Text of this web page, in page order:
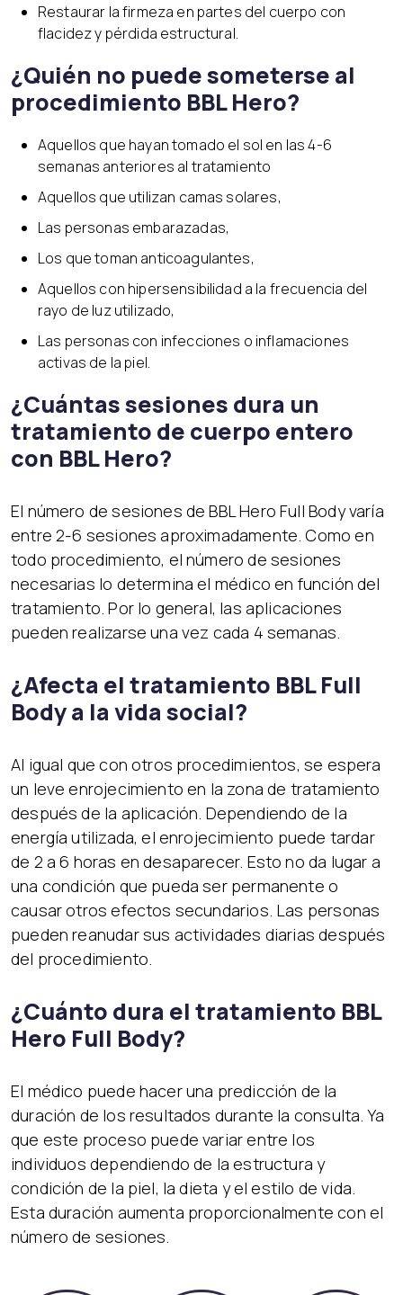
Restaurar la firmeza en partes del cuerpo con
flacidez y pérdida estructural.
¿Quién no puede someterse al
procedimiento BBL Hero?
Aquellos que hayan tomado el sol en las 4-6
semanas anteriores al tratamiento
Aquellos que utilizan camas solares,
Las personas embarazadas,
Los que toman anticoagulantes,
Aquellos con hipersensibilidad a la frecuencia del
rayo de luz utilizado,
Las personas con infecciones o inflamaciones
activas de la piel.
¿Cuántas sesiones dura un
tratamiento de cuerpo entero
con BBL Hero?
El número de sesiones de BBL Hero Full Body varía
entre 2-6 sesiones aproximadamente. Como en
todo procedimiento, el número de sesiones
necesarias lo determina el médico en función del
tratamiento. Por lo general, las aplicaciones
pueden realizarse una vez cada 4 semanas.
¿Afecta el tratamiento BBL Full
Body a la vida social?
Al igual que con otros procedimientos, se espera
un leve enrojecimiento en la zona de tratamiento
después de la aplicación. Dependiendo de la
energía utilizada, el enrojecimiento puede tardar
de 2 a 6 horas en desaparecer. Esto no da lugar a
una condición que pueda ser permanente o
causar otros efectos secundarios. Las personas
pueden reanudar sus actividades diarias después
del procedimiento.
¿Cuánto dura el tratamiento BBL
Hero Full Body?
El médico puede hacer una predicción de la
duración de los resultados durante la consulta. Ya
que este proceso puede variar entre los
individuos dependiendo de la estructura y
condición de la piel, la dieta y el estilo de vida.
Esta duración aumenta proporcionalmente con el
número de sesiones.